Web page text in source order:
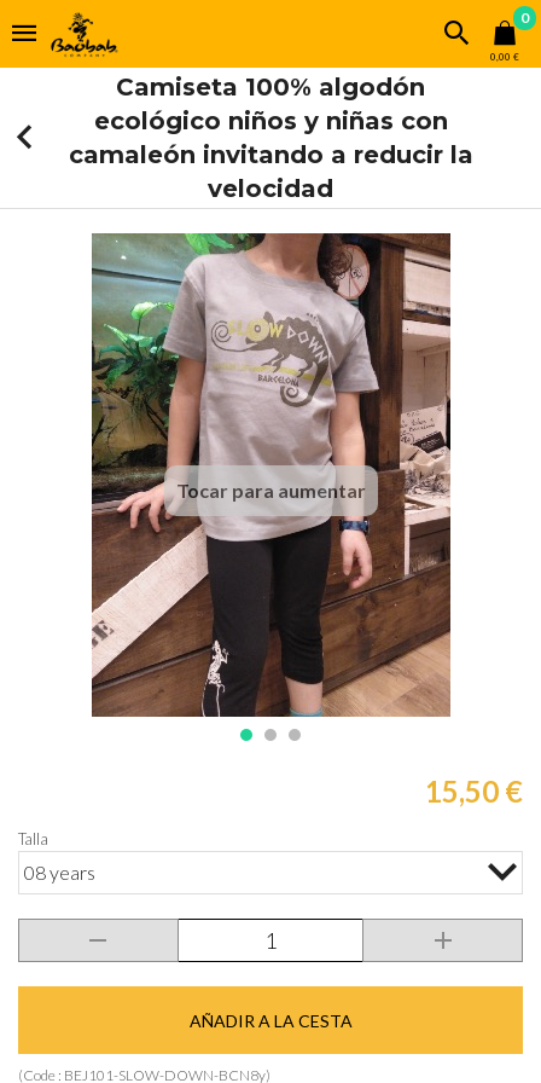
0
0,00 €
Camiseta 100% algodón
ecológico niños y niñas con
camaleón invitando a reducir la
velocidad
Tocar para aumentar
15,50 €
Talla
08 years
AÑADIR A LA CESTA
(Code : BEJ101-SLOW-DOWN-BCN8y)